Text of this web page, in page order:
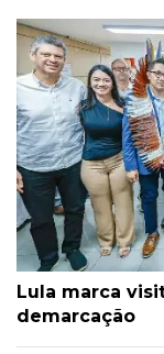
Lula marca
demarcação